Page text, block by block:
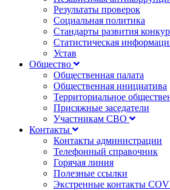
Результаты проверок
Социальная политика
Стандарты развития
Статистическая
Устав
Общество
Общественная палата
Общественная инициатива
Территориальное
Присяжные заседатели
Участникам СВО
Контакты
Контакты администрации
Телефонный справочник
Горячая линия
Полезные ссылки
Экстренные контакты